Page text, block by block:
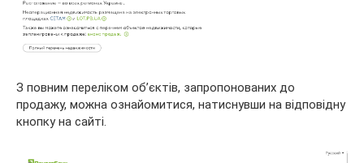
З повним переліком об’єктів, запропонованих до
продажу, можна ознайомитися, натиснувши на відповідну
кнопку на сайті.